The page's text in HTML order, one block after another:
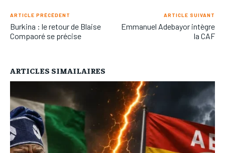
ARTICLE PRÉCÉDENT
Burkina : le retour de Blaise
Compaoré se précise
ARTICLE SUIVANT
Emmanuel Adebayor intègre
la CAF
ARTICLES SIMAILAIRES